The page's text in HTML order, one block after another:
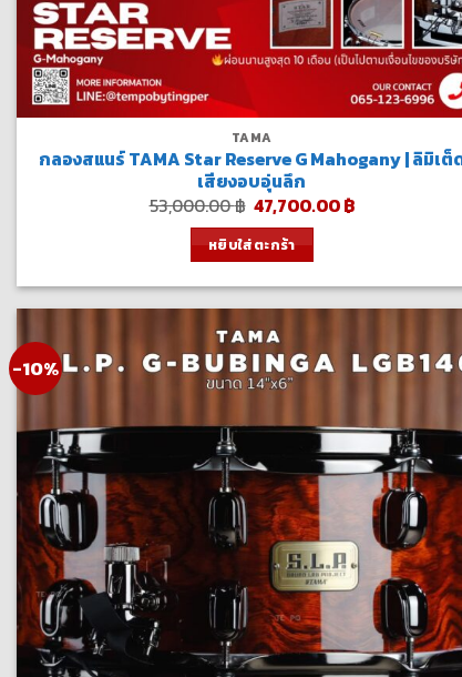
TAMA
กลองสแนร์ TAMA Star Reserve G Mahogany | ลิมิเต็
เสียงอบอุ่นลึก
53,000.00฿ Original
price
was:
53,000.00 ฿.
47,700.00฿Current
หยิบใส่ตะกร้า
-10%